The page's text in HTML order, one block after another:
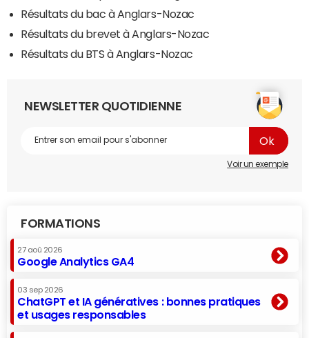
Résultats du bac à Anglars-Nozac
Résultats du brevet à Anglars-Nozac
Résultats du BTS à Anglars-Nozac
NEWSLETTER QUOTIDIENNE
Voir un exemple
FORMATIONS
27 aoû 2026
Google Analytics GA4
03 sep 2026
ChatGPT et IA génératives : bonnes pratiques
et usages responsables